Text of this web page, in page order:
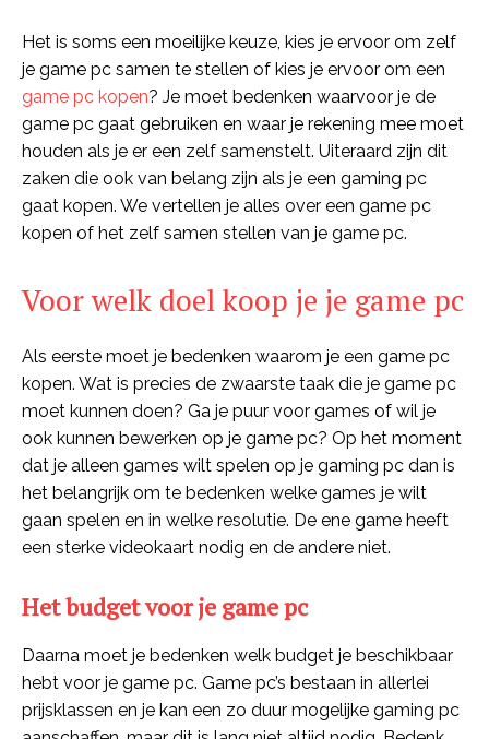
Het is soms een moeilijke keuze, kies je ervoor om zelf
je game pc samen te stellen of kies je ervoor om een
game pc kopen? Je moet bedenken waarvoor je de
game pc gaat gebruiken en waar je rekening mee moet
houden als je er een zelf samenstelt. Uiteraard zijn dit
zaken die ook van belang zijn als je een gaming pc
gaat kopen. We vertellen je alles over een game pc
kopen of het zelf samen stellen van je game pc.
Voor welk doel koop je je game pc
Als eerste moet je bedenken waarom je een game pc
kopen. Wat is precies de zwaarste taak die je game pc
moet kunnen doen? Ga je puur voor games of wil je
ook kunnen bewerken op je game pc? Op het moment
dat je alleen games wilt spelen op je gaming pc dan is
het belangrijk om te bedenken welke games je wilt
gaan spelen en in welke resolutie. De ene game heeft
een sterke videokaart nodig en de andere niet.
Het budget voor je game pc
Daarna moet je bedenken welk budget je beschikbaar
hebt voor je game pc. Game pc’s bestaan in allerlei
prijsklassen en je kan een zo duur mogelijke gaming pc